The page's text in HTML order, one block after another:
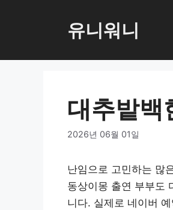
로
유니워니
대추밭백
2026년 06월 01일
난임으로 고민하는 많
동상이몽 출연 부부도
니다. 실제로 네이버